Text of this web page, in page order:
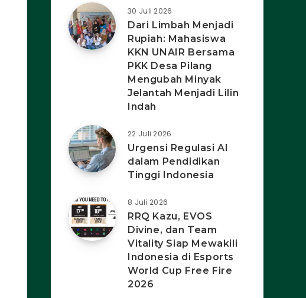
30 Juli 2026
Dari Limbah Menjadi
Rupiah: Mahasiswa
KKN UNAIR Bersama
PKK Desa Pilang
Mengubah Minyak
Jelantah Menjadi Lilin
Indah
22 Juli 2026
Urgensi Regulasi AI
dalam Pendidikan
Tinggi Indonesia
8 Juli 2026
RRQ Kazu, EVOS
Divine, dan Team
Vitality Siap Mewakili
Indonesia di Esports
World Cup Free Fire
2026